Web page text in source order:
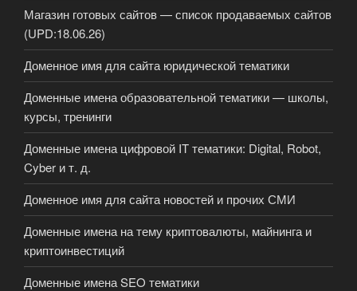
Магазин готовых сайтов — список продаваемых сайтов
(UPD:18.06.26)
Доменное имя для сайта юридической тематики
Доменные имена образовательной тематики — школы,
курсы, тренинги
Доменные имена цифровой IT тематики: Digital, Robot,
Cyber и т. д.
Доменное имя для сайта новостей и прочих СМИ
Доменные имена на тему криптовалюты, майнинга и
криптоинвестиций
Доменные имена SEO тематики